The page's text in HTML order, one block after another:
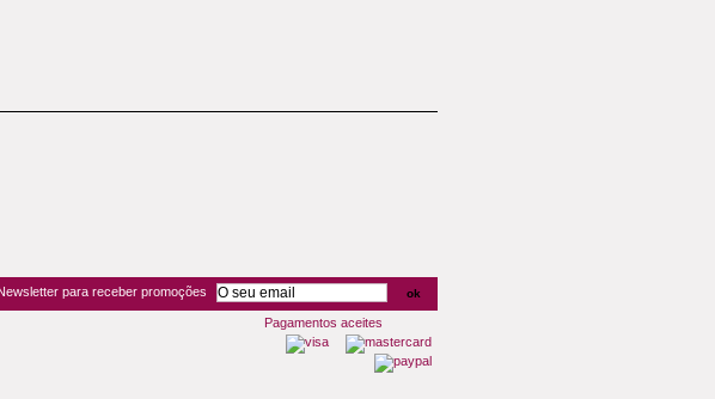
para receber promoções
Pagamentos aceites